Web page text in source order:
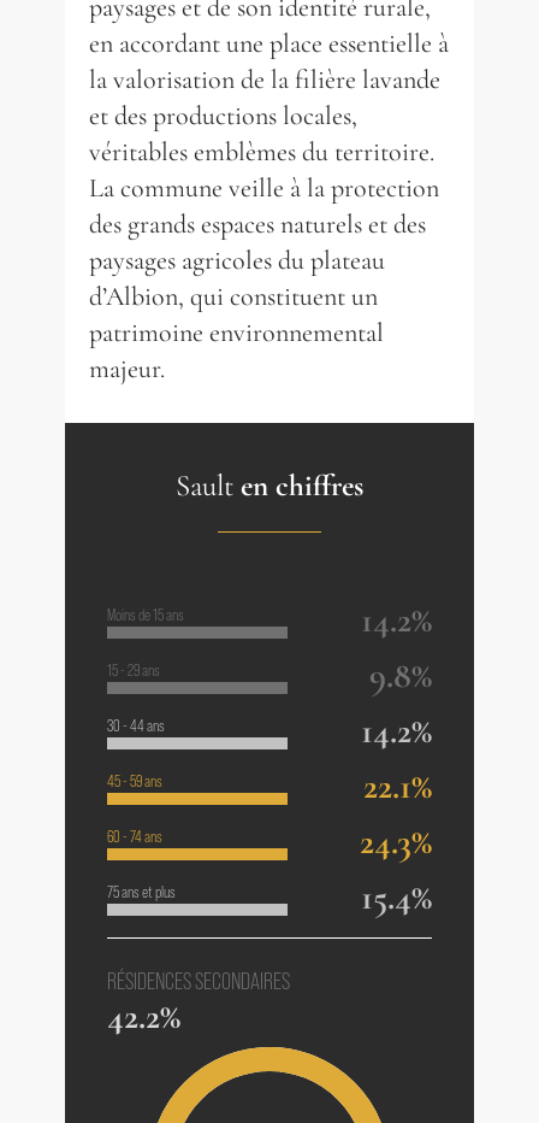
paysages et de son identité rurale,
en accordant une place essentielle à
la valorisation de la filière lavande
et des productions locales,
véritables emblèmes du territoire.
La commune veille à la protection
des grands espaces naturels et des
paysages agricoles du plateau
d’Albion, qui constituent un
patrimoine environnemental
majeur.
Sault en chiffres
Moins de 15 ans 14.2%
15 - 29 ans 9.8%
30 - 44 ans 14.2%
45 - 59 ans 22.1%
60 - 74 ans 24.3%
75 ans et plus 15.4%
RÉSIDENCES SECONDAIRES
42.2%